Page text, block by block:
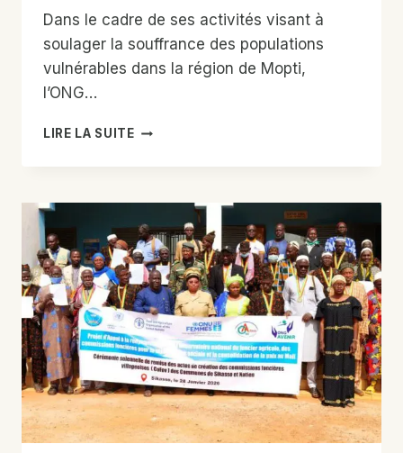
Dans le cadre de ses activités visant à
soulager la souffrance des populations
vulnérables dans la région de Mopti,
l’ONG…
LIRE LA SUITECONSULTATIONS
EN
CHARGE
MÉDICALE
GRATUITES
SUR
LE
NOUVEAU
SITE
DES
PERSONNES
DÉPLACÉES
INTERNES
(PDI)